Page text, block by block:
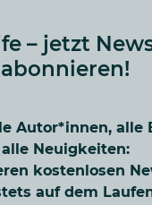
– jetzt
abonnieren!
Autor*innen, alle
alle Neuigkeiten:
kostenlosen
auf dem